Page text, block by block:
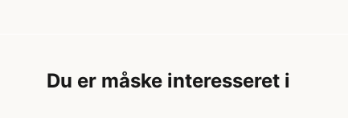
Du er måske interesseret i